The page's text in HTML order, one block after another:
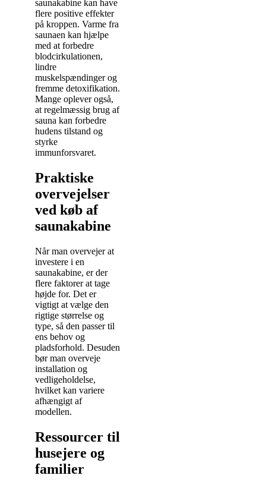
saunakabine kan have
flere positive effekter
på kroppen. Varme fra
saunaen kan hjælpe
med at forbedre
blodcirkulationen,
lindre
muskelspændinger og
fremme detoxifikation.
Mange oplever også,
at regelmæssig brug af
sauna kan forbedre
hudens tilstand og
styrke
immunforsvaret.
Praktiske
overvejelser
ved køb af
saunakabine
Når man overvejer at
investere i en
saunakabine, er der
flere faktorer at tage
højde for. Det er
vigtigt at vælge den
rigtige størrelse og
type, så den passer til
ens behov og
pladsforhold. Desuden
bør man overveje
installation og
vedligeholdelse,
hvilket kan variere
afhængigt af
modellen.
Ressourcer til
husejere og
familier